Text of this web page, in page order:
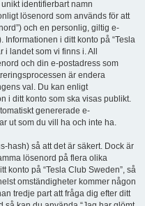
identifierbart namn
lösenord som används för att
och en personlig, giltig e-
Informationen i ditt konto på “Tesla
landet som vi finns i. All
och din e-postadress som
är endera
val. Du kan enligt
i ditt konto som ska visas publikt.
genererade e-
ut som du vill ha och inte ha.
hash) så att det är säkert. Dock är
lösenord på flera olika
konto på “Tesla Club Sweden”, så
omständigheter kommer någon
tredje part att fråga dig efter ditt